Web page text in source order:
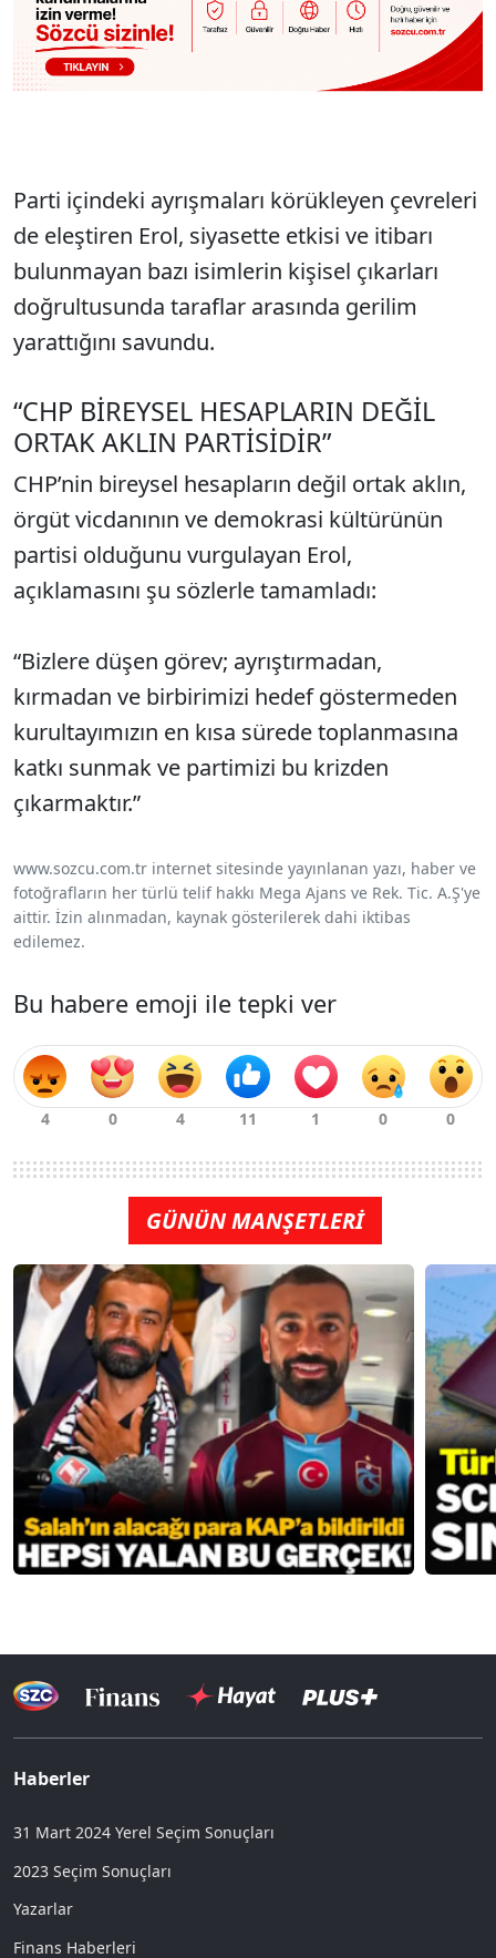
Parti içindeki ayrışmaları körükleyen çevreleri
de eleştiren Erol, siyasette etkisi ve itibarı
bulunmayan bazı isimlerin kişisel çıkarları
doğrultusunda taraflar arasında gerilim
yarattığını savundu.
“CHP BİREYSEL HESAPLARIN DEĞİL
ORTAK AKLIN PARTİSİDİR”
CHP’nin bireysel hesapların değil ortak aklın,
örgüt vicdanının ve demokrasi kültürünün
partisi olduğunu vurgulayan Erol,
açıklamasını şu sözlerle tamamladı:
“Bizlere düşen görev; ayrıştırmadan,
kırmadan ve birbirimizi hedef göstermeden
kurultayımızın en kısa sürede toplanmasına
katkı sunmak ve partimizi bu krizden
çıkarmaktır.”
www.sozcu.com.tr internet sitesinde yayınlanan yazı, haber ve
fotoğrafların her türlü telif hakkı Mega Ajans ve Rek. Tic. A.Ş'ye
aittir. İzin alınmadan, kaynak gösterilerek dahi iktibas
edilemez.
Bu habere emoji ile tepki ver
GÜNÜN MANŞETLERİ
Haberler
31 Mart 2024 Yerel Seçim Sonuçları
2023 Seçim Sonuçları
Yazarlar
Finans Haberleri